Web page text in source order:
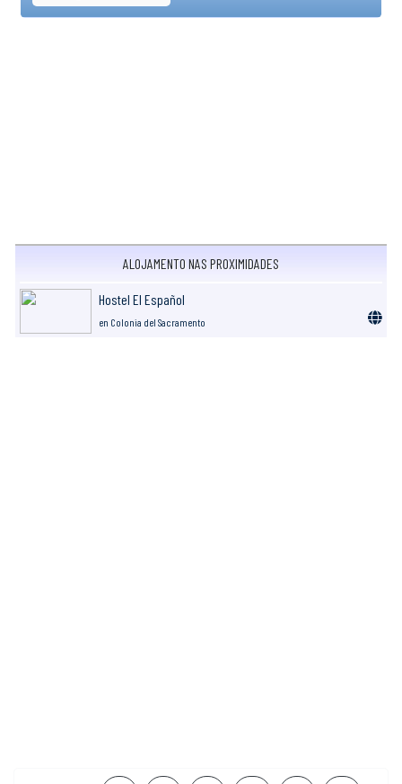
ALOJAMENTO NAS PROXIMIDADES
Hostel El Español
en Colonia del Sacramento